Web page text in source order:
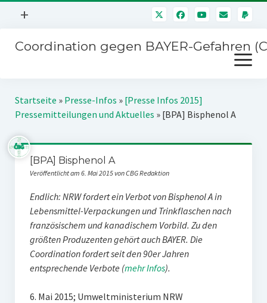
Menü
+
Mitmachen
Über uns
Kontakt
Impressum
Coordination gegen BAYER-Gefahren
Menü
öffnen
Kampagnen
Stichwort BAYER
Jahrestagung
SPENDEN
Startseite » Presse-Infos » [Presse Infos 2015]
Pressemitteilungen und Aktuelles » [BPA] Bisphenol A
[BPA] Bisphenol A
Veröffentlicht am 6. Mai 2015 von CBG Redaktion
Endlich: NRW fordert ein Verbot von Bisphenol A in
Lebensmittel-Verpackungen und Trinkflaschen nach
französischem und kanadischem Vorbild. Zu den
größten Produzenten gehört auch BAYER. Die
Coordination fordert seit den 90er Jahren
entsprechende Verbote (mehr Infos).
6. Mai 2015; Umweltministerium NRW